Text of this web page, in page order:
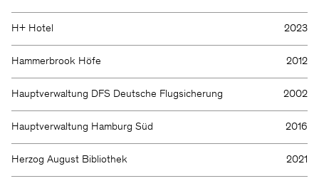
H+ Hotel 2023
Hammerbrook Höfe 2012
Hauptverwaltung DFS Deutsche Flugsicherung 2002
Hauptverwaltung Hamburg Süd 2016
Herzog August Bibliothek 2021